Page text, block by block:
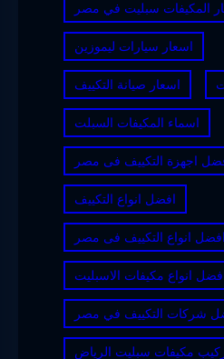
المكيفات سبليت في مصر
اسعار سيارات ليموزين
اسعار صيانة التكييف
اسماء المكيفات السبلت
اجهزة التكييف فى مصر
افضل انواع التكييف
افضل انواع التكييف فى مصر
انواع مكيفات الاسبليت
شركات التكييف في مصر
مكيفات سبليت الرياض